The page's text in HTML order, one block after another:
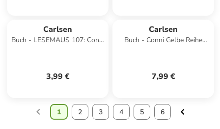
Carlsen
Buch - LESEMAUS 107: Conni
3,99 €
Carlsen
Buch - Conni Gelbe Reihe
7,99 €
1 2 3 4 5 6